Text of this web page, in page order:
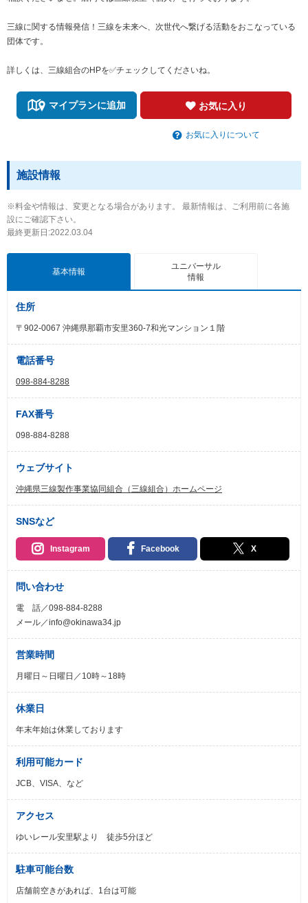
三線に関する情報発信！三線を未来へ、次世代へ繋げる活動をおこなっている
団体です。
詳しくは、三線組合のHPを✅チェックしてくださいね。
マイプランに追加 お気に入り
お気に入りについて
施設情報
※料金や情報は、変更となる場合があります。 最新情報は、ご利用前に各施
設にご確認下さい。
最終更新日:2022.03.04
基本情報
ユニバーサル
情報
住所
〒902-0067 沖縄県那覇市安里360-7和光マンション１階
電話番号
098-884-8288
FAX番号
098-884-8288
ウェブサイト
沖縄県三線製作事業協同組合（三線組合）ホームページ
SNSなど
Instagram Facebook X
問い合わせ
電 話／098-884-8288
メール／info@okinawa34.jp
営業時間
月曜日～日曜日／10時～18時
休業日
年末年始は休業しております
利用可能カード
JCB、VISA、など
アクセス
ゆいレール安里駅より 徒歩5分ほど
駐車可能台数
店舗前空きがあれば、1台は可能